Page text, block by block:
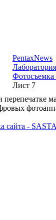
PentaxNews
Лаборатория
Лист 7
сайта -